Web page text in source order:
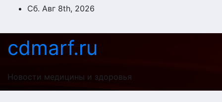
ПерейтиСб. Авг 8th, 2026
cdmarf.ru
Новости медицины и здоровья